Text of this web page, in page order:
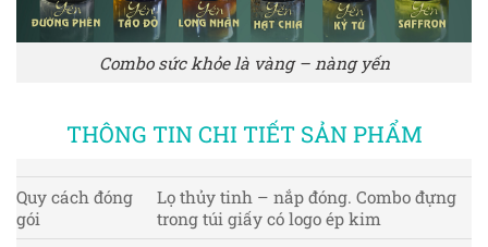
Combo sức khỏe là vàng – nàng yến
THÔNG TIN CHI TIẾT SẢN PHẨM
Quy cách đóng
gói
Lọ thủy tinh – nắp đóng. Combo đựng
trong túi giấy có logo ép kim